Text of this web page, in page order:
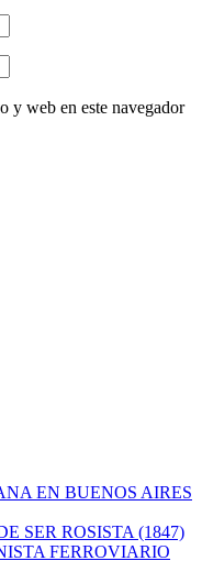
y web en este navegador
EN BUENOS AIRES
SER ROSISTA (1847)
FERROVIARIO